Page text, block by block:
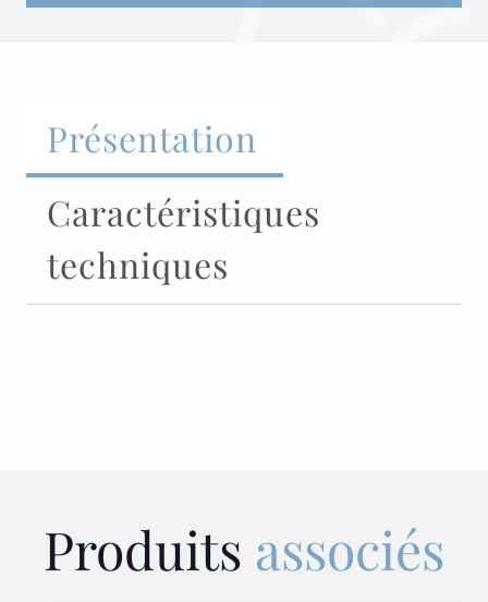
Présentation
Caractéristiques
techniques
Produits associés